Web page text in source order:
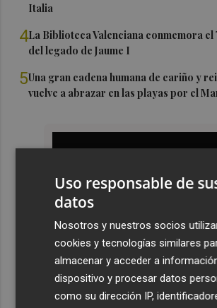
Italia
4La Biblioteca Valenciana conmemora
del legado de Jaume I
5Una gran cadena humana de cariño y
vuelve a abrazar en las playas por el
Uso responsable de
datos
Nosotros y nuestros socios
cookies y tecnologías similares
almacenar y acceder a
dispositivo y procesar datos
como su dirección IP,